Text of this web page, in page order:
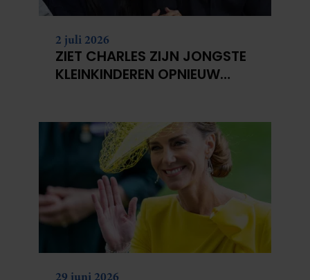
2 juli 2026
ZIET CHARLES ZIJN JONGSTE
KLEINKINDEREN OPNIEUW
29 juni 2026